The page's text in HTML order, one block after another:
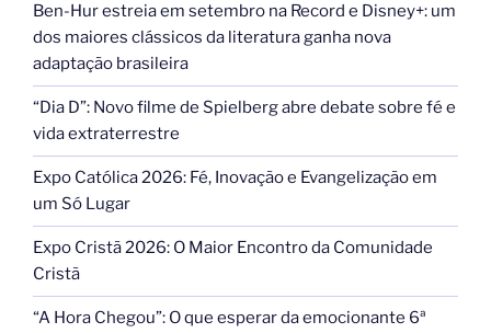
Ben-Hur estreia em setembro na Record e Disney+: um
dos maiores clássicos da literatura ganha nova
adaptação brasileira
“Dia D”: Novo filme de Spielberg abre debate sobre fé e
vida extraterrestre
Expo Católica 2026: Fé, Inovação e Evangelização em
um Só Lugar
Expo Cristã 2026: O Maior Encontro da Comunidade
Cristã
“A Hora Chegou”: O que esperar da emocionante 6ª